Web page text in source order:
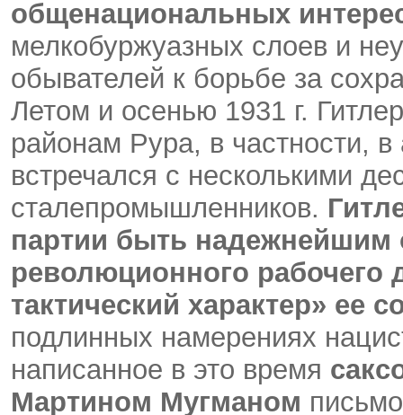
общенациональных
мелкобуржуазных слоев и
обывателей к борьбе за
Летом и осенью 1931 г.
районам Рура, в частности,
встречался с несколькими
сталепромышленников.
партии быть надежнейшим
революционного
тактический характер» ее
подлинных намерениях
написанное в это время
Мартином Мугманом